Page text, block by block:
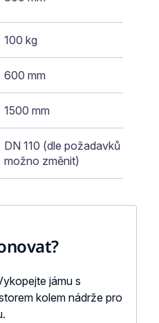
100 kg
600 mm
1500 mm
DN 110 (dle požadavků
možno změnit)
jámu s
kolem nádrže pro